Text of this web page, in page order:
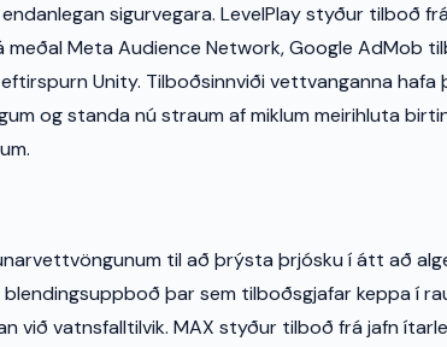
sigurvegara. LevelPlay styður tilboð
Meta Audience Network, Google AdMob
Unity. Tilboðsinnviði vettvanganna hafa
og standa nú straum af miklum meirihluta
til að þrýsta þrjósku í átt að
blendingsuppboð þar sem tilboðsgjafar keppa í
við vatnsfalltilvik. MAX styður tilboð frá jafn